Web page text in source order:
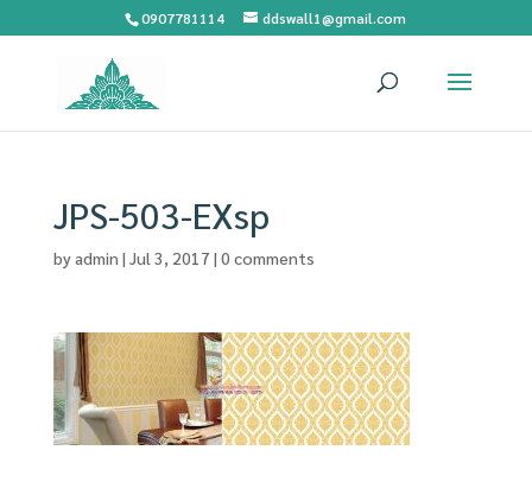
0907781114 ddswall1@gmail.com
JPS-503-EXsp
byadmin | Jul 3, 2017 | 0 comments